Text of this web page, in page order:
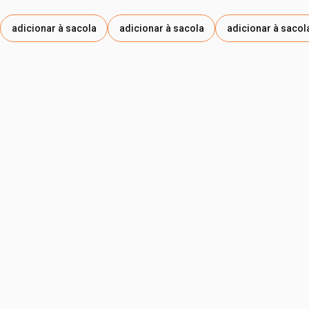
adicionar à sacola adicionar à sacola adicionar à